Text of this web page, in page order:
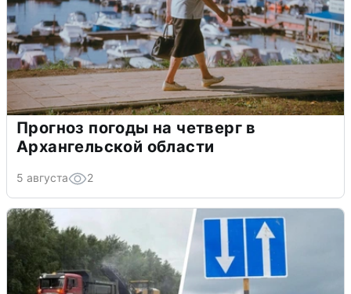
Прогноз погоды на четверг в
Архангельской области
5 августа 2